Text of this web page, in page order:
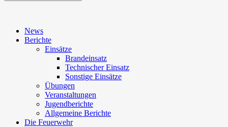
News
Berichte
Einsätze
Brandeinsatz
Technischer Einsatz
Sonstige Einsätze
Übungen
Veranstaltungen
Jugendberichte
Allgemeine Berichte
Die Feuerwehr